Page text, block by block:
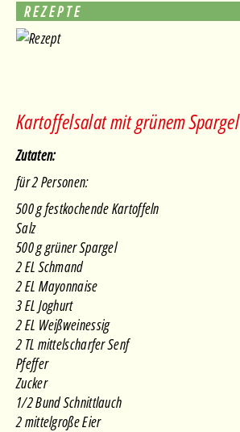
REZEPTE
Kartoffelsalat mit grünem Spargel
Zutaten:
für 2 Personen:
500 g festkochende Kartoffeln
Salz
500 g grüner Spargel
2 EL Schmand
2 EL Mayonnaise
3 EL Joghurt
2 EL Weißweinessig
2 TL mittelscharfer Senf
Pfeffer
Zucker
1/2 Bund Schnittlauch
2 mittelgroße Eier